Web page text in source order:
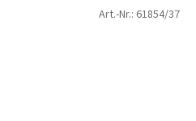
Art.-Nr.: 61854/37